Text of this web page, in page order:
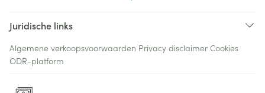
Juridische links
Algemene verkoopsvoorwaarden Privacy disclaimer Cookies
ODR-platform